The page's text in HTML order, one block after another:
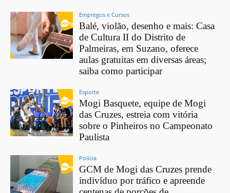
Empregos e Cursos
Balé, violão, desenho e mais: Casa
de Cultura II do Distrito de
Palmeiras, em Suzano, oferece
aulas gratuitas em diversas áreas;
saiba como participar
Esporte
Mogi Basquete, equipe de Mogi
das Cruzes, estreia com vitória
sobre o Pinheiros no Campeonato
Paulista
Polícia
GCM de Mogi das Cruzes prende
indivíduo por tráfico e apreende